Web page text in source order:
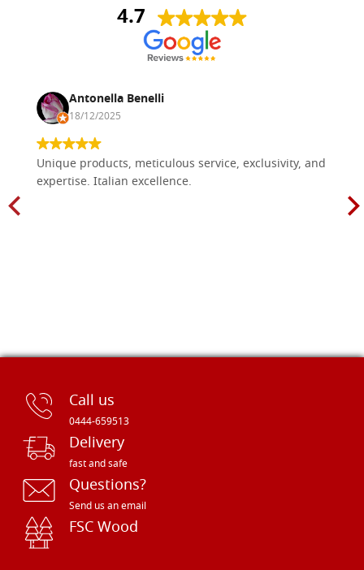
4.7
Antonella Benelli
18/12/2025
Unique products, meticulous service, exclusivity, and
expertise. Italian excellence.
Call us
0444-659513
Delivery
fast and safe
Questions?
Send us an email
FSC Wood